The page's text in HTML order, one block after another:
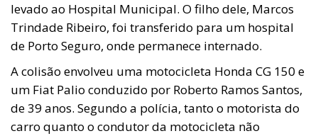
levado ao Hospital Municipal. O filho dele, Marcos
Trindade Ribeiro, foi transferido para um hospital
de Porto Seguro, onde permanece internado.
A colisão envolveu uma motocicleta Honda CG 150 e
um Fiat Palio conduzido por Roberto Ramos Santos,
de 39 anos. Segundo a polícia, tanto o motorista do
carro quanto o condutor da motocicleta não